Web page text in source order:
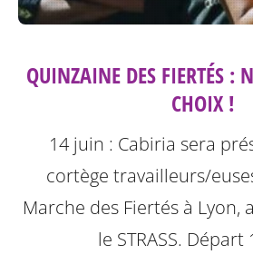
QUINZAINE DES FIERTÉS :
CHOIX !
14 juin : Cabiria sera
cortège travailleurs/
Marche des Fiertés à Lyon,
le STRASS. Départ